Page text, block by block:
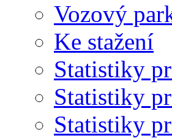
Vozový
Ke stažení
Statistiky
Statistiky
Statistiky